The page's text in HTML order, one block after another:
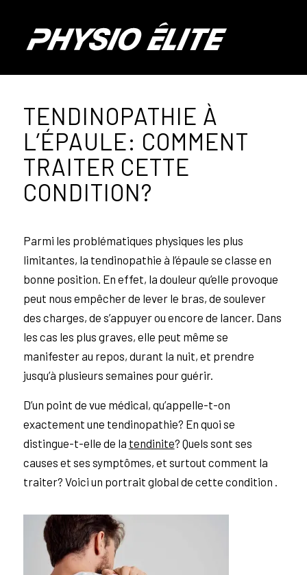
TENDINOPATHIE À
L’ÉPAULE: COMMENT
TRAITER CETTE
CONDITION?
Parmi les problématiques physiques les plus
limitantes, la tendinopathie à l’épaule se classe en
bonne position. En effet, la douleur qu’elle provoque
peut nous empêcher de lever le bras, de soulever
des charges, de s’appuyer ou encore de lancer. Dans
les cas les plus graves, elle peut même se
manifester au repos, durant la nuit, et prendre
jusqu’à plusieurs semaines pour guérir.
D’un point de vue médical, qu’appelle-t-on
exactement une tendinopathie? En quoi se
distingue-t-elle de la tendinite? Quels sont ses
causes et ses symptômes, et surtout comment la
traiter? Voici un portrait global de cette condition .